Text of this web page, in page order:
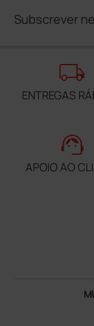
Subscrever
local_shipping
ENTREGAS
support_agent
APOIO AO